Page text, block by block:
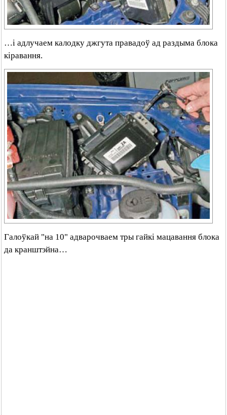
…і адлучаем калодку джгута правадоў ад раздыма блока
кіравання.
Галоўкай "на 10" адварочваем тры гайкі мацавання блока
да кранштэйна…